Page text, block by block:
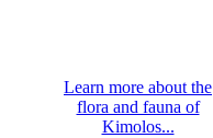
Learn more about the
flora and fauna of
Kimolos...